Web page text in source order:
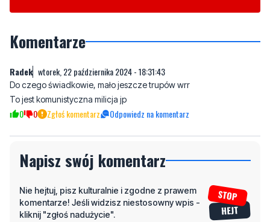
Komentarze
Radek wtorek, 22 października 2024 - 18:31:43
Do czego świadkowie, mało jeszcze trupów wrr
To jest komunistyczna milicja jp
0 0 Zgłoś komentarz Odpowiedz na komentarz
Napisz swój komentarz
Nie hejtuj, pisz kulturalnie i zgodne z prawem
komentarze! Jeśli widzisz niestosowny wpis -
kliknij "zgłoś nadużycie".